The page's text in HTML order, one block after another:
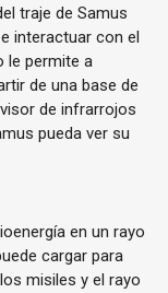
traje de Samus
interactuar con el
le permite a
de una base de
de infrarrojos
pueda ver su
en un rayo
cargar para
misiles y el rayo